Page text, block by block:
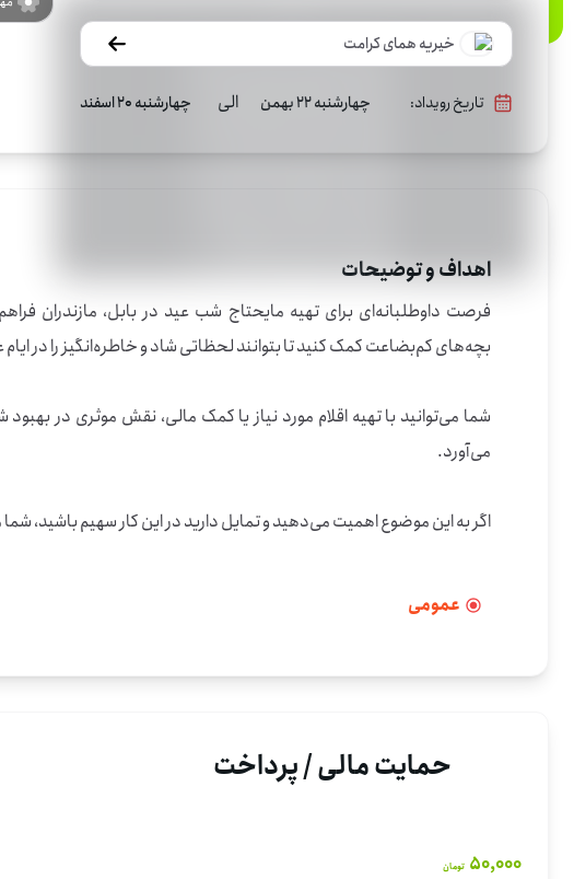
خیریه همای کرامت
تاریخ رویداد: چهارشنبه 22 بهمن الی چهارشنبه 20 اسفند
اهداف و توضیحات
اگر به این موضوع اهمیت می‌دهید و تمایل دارید در این کار سهیم باشید، شما می‌توانید به ما بپیوندید.
عمومی
حمایت مالی / پرداخت
50,000 تومان